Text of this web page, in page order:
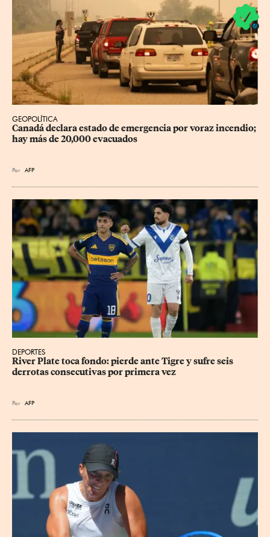
GEOPOLÍTICA
Canadá declara estado de emergencia por voraz incendio;
hay más de 20,000 evacuados
Por AFP
DEPORTES
River Plate toca fondo: pierde ante Tigre y sufre seis
derrotas consecutivas por primera vez
Por AFP